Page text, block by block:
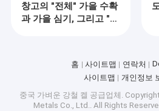
창고의 "전체" 가을 수확
과 가을 심기, 그리고 "기
홈 사이트맵 연락처
사이트맵
개인정보
중국 가벼운 강철 켈 공급업체.
Metals Co., Ltd.. All Rights